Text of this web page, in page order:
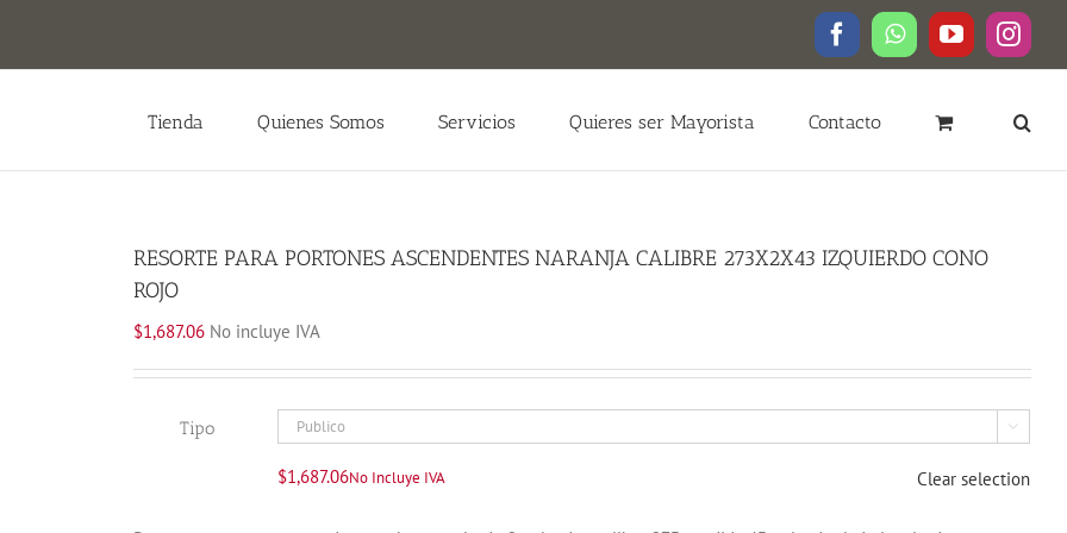
FacebookWhatsAppYouTube
Tienda Quienes Somos Servicios Quieres ser Mayorista Contacto
RESORTE PARA PORTONES ASCENDENTES NARANJA CALIBRE 273X2X43 IZQUIERDO CONO
ROJO
$1,687.06 No incluye IVA
Tipo 
$1,687.06No Incluye IVA Clear selection